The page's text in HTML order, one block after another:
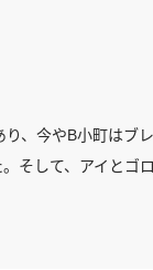
、今やB小町はブ
そして、アイとゴ